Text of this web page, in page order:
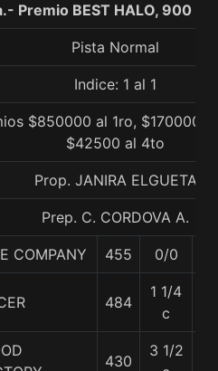
Premio BEST HALO, 900
Pista Normal
Indice: 1 al 1
$850000 al 1ro, $170000
$42500 al 4to
Prop. JANIRA ELGUETA
Prep. C. CORDOVA A.
COMPANY 455 0/0
484
1 1/4
c
430
3 1/2